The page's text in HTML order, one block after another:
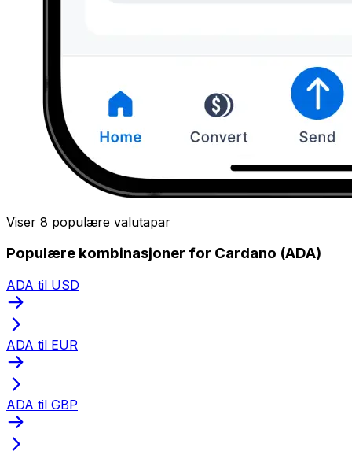
Viser 8 populære valutapar
Populære kombinasjoner for Cardano (ADA)
ADA til USD
ADA til EUR
ADA til GBP